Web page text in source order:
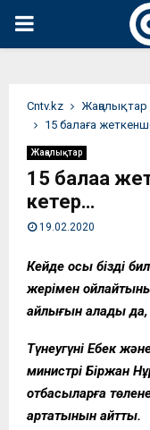
PRIMARY
Сntv.kz
Жаңалықтар
15 балаға
Жаңалықтар
15 балаға
кетер…
19.02.2020
Кейде осы біздің
жерімен
айлығын алады да,
Түнеугүні Еңбек
министрі Біржан
отбасыларға
артатынын айтты.